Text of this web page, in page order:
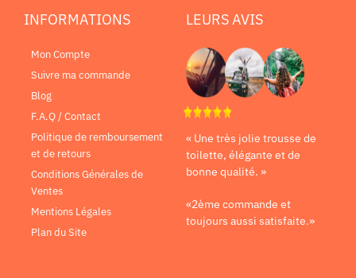
INFORMATIONS
Mon Compte
Suivre ma commande
Blog
F.A.Q / Contact
Politique de remboursement
et de retours
Conditions Générales de
Ventes
Mentions Légales
Plan du Site
LEURS AVIS
« Une très jolie trousse de
toilette, élégante et de
bonne qualité. »
«2ème commande et
toujours aussi satisfaite.»